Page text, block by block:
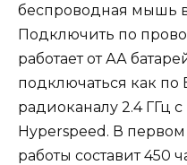
беспроводная мышь
Подключить по
работает от АА
подключаться как по
радиоканалу 2.4 ГГц
Hyperspeed. В
работы составит 450